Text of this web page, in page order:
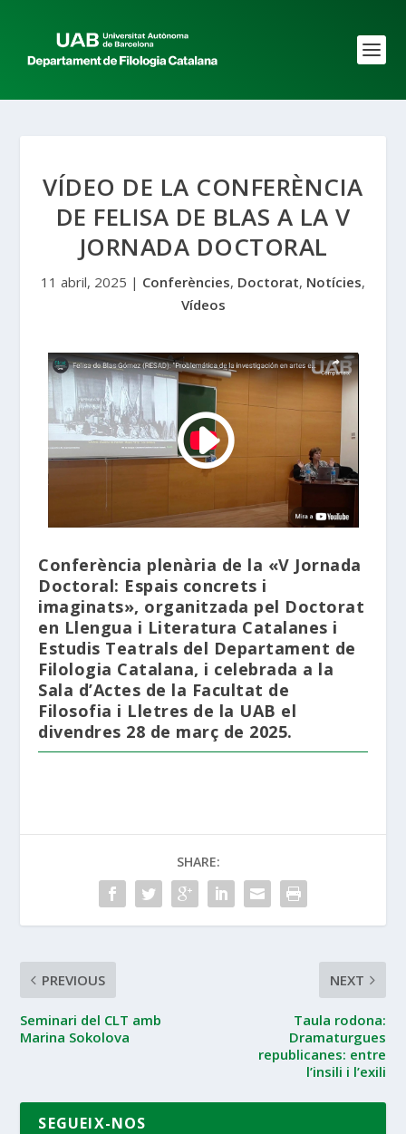
VÍDEO DE LA CONFERÈNCIA
DE FELISA DE BLAS A LA V
JORNADA DOCTORAL
11 abril, 2025 | Conferències, Doctorat, Notícies,
Vídeos
Conferència plenària de la «V Jornada
Doctoral: Espais concrets i
imaginats», organitzada pel Doctorat
en Llengua i Literatura Catalanes i
Estudis Teatrals del Departament de
Filologia Catalana, i celebrada a la
Sala d’Actes de la Facultat de
Filosofia i Lletres de la UAB el
divendres 28 de març de 2025.
SHARE:
PREVIOUS
Seminari del CLT amb
Marina Sokolova
NEXT
Taula rodona:
Dramaturgues
republicanes: entre
l’insili i l’exili
SEGUEIX-NOS